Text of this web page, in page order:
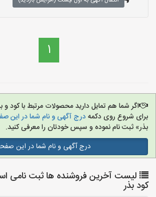
1
اگر شما هم تمایل دارید محصولات مرتبط با کود و
برای شروع روی دکمهدرج آگهی و نام شما در این
بذر» ثبت نام نموده و سپس خودتان را معرفی کنید.
درج آگهی و نام شما در این
لیست آخرین فروشنده ها ثبت نامی
کود بذر